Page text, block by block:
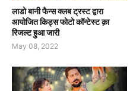
लाडो बानी फैन्स क्लब ट्रस्ट द्वारा
आयोजित किड्स फोटो कॉन्टेस्ट क़ा
रिजल्ट हुआ जारी
May 08, 2022